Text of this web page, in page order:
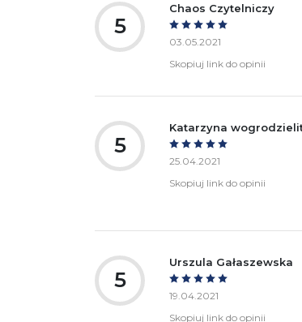
5
Chaos Czytelniczy
03.05.2021
Skopiuj link do opinii
5
Katarzyna
25.04.2021
Skopiuj link do opinii
5
Urszula Gałaszewska
19.04.2021
Skopiuj link do opinii